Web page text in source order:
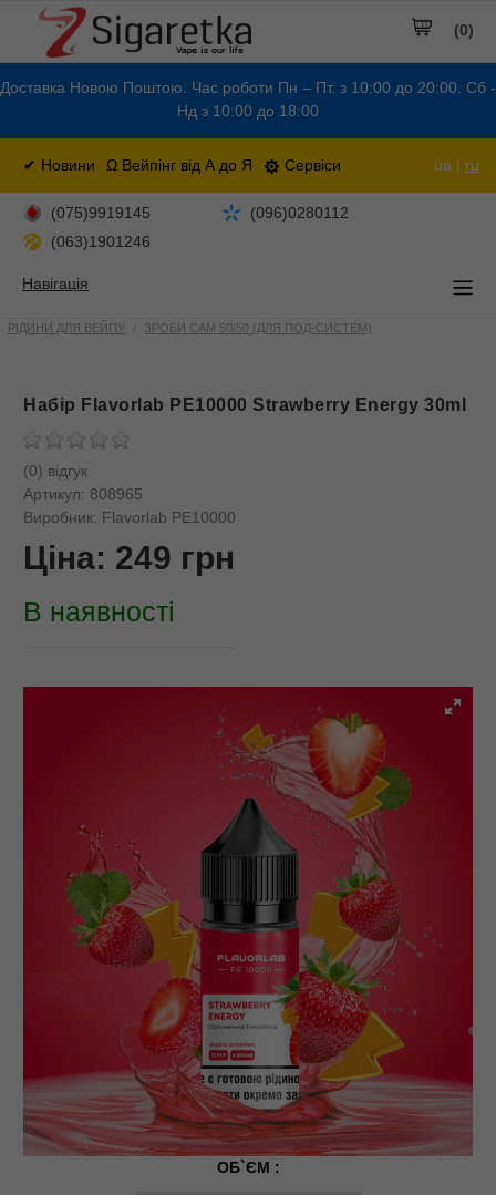
Доставка Новою Поштою. Час роботи Пн – Пт. з 10:00 до 20:00. Сб -
Нд з 10:00 до 18:00
✔ Новини Ω Вейпінг від А до Я Сервіси ua | ru
(0)
(075)9919145
(096)0280112
(063)1901246
Навігація
РІДИНИ ДЛЯ ВЕЙПУ ЗРОБИ САМ 50/50 (ДЛЯ ПОД-СИСТЕМ)
Набiр Flavorlab PE10000 Strawberry Energy 30ml
(0) відгук
Артикул: 808965
Виробник: Flavorlab PE10000
Ціна: 249 грн
В наявності
ОБ`ЄМ :